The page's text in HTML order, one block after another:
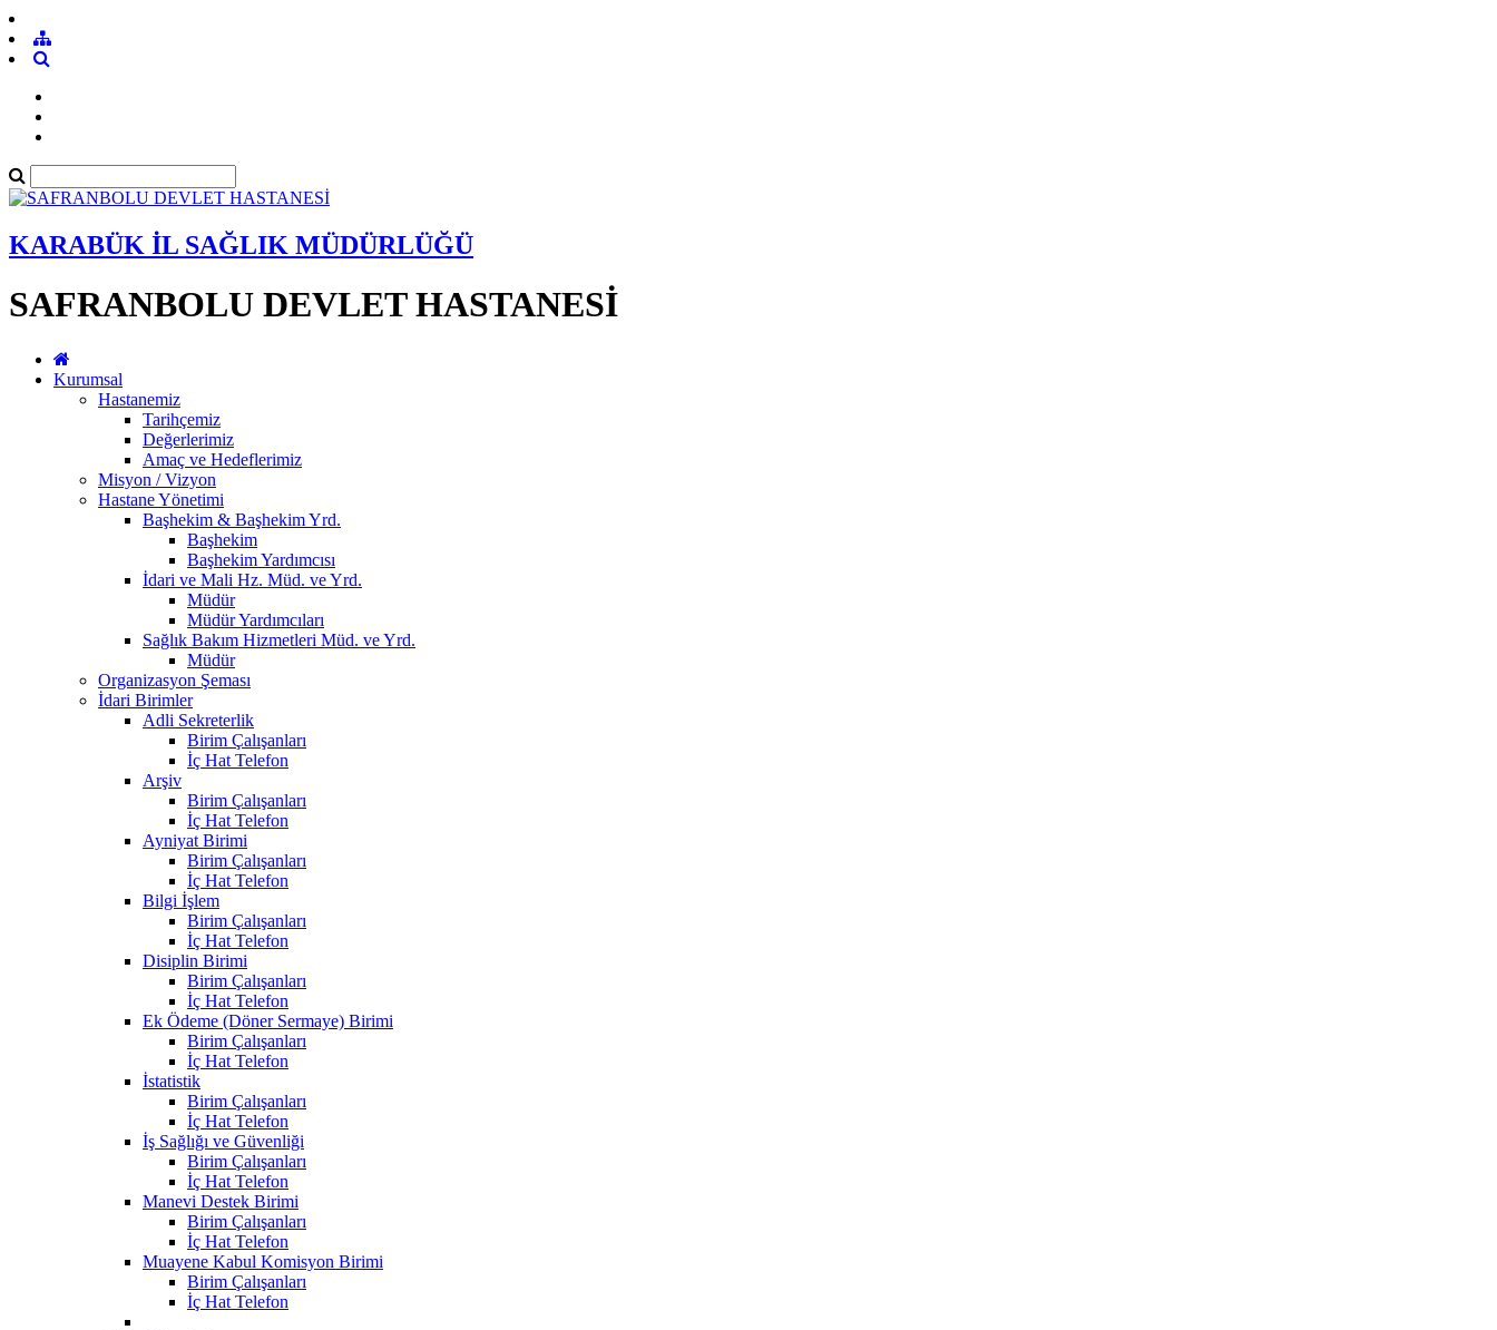
KARABÜK İL SAĞLIK MÜDÜRLÜĞÜ
SAFRANBOLU DEVLET HASTANESİ
Kurumsal
Hastanemiz
Tarihçemiz
Değerlerimiz
Amaç ve Hedeflerimiz
Misyon / Vizyon
Hastane Yönetimi
Başhekim & Başhekim Yrd.
Başhekim
Başhekim Yardımcısı
İdari ve Mali Hz. Müd. ve Yrd.
Müdür
Müdür Yardımcıları
Sağlık Bakım Hizmetleri Müd. ve Yrd.
Müdür
Organizasyon Şeması
İdari Birimler
Adli Sekreterlik
Birim Çalışanları
İç Hat Telefon
Arşiv
Birim Çalışanları
İç Hat Telefon
Ayniyat Birimi
Birim Çalışanları
İç Hat Telefon
Bilgi İşlem
Birim Çalışanları
İç Hat Telefon
Disiplin Birimi
Birim Çalışanları
İç Hat Telefon
Ek Ödeme (Döner Sermaye) Birimi
Birim Çalışanları
İç Hat Telefon
İstatistik
Birim Çalışanları
İç Hat Telefon
İş Sağlığı ve Güvenliği
Birim Çalışanları
İç Hat Telefon
Manevi Destek Birimi
Birim Çalışanları
İç Hat Telefon
Muayene Kabul Komisyon Birimi
Birim Çalışanları
İç Hat Telefon